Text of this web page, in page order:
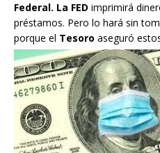
Federal. La FED imprimirá
préstamos. Pero lo hará sin
porque el Tesoro aseguró